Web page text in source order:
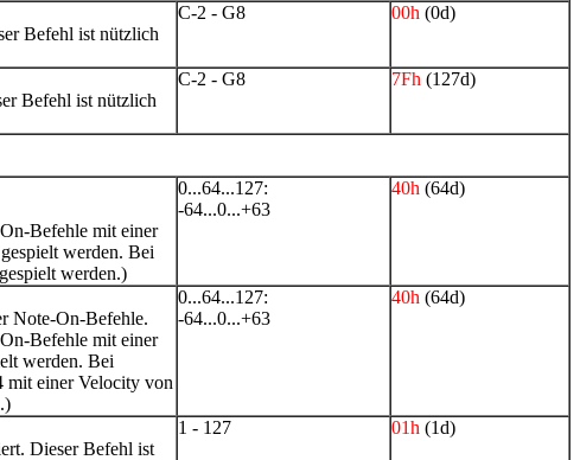
Befehl ist nützlich
C-2 - G8 00h (0d)
Befehl ist nützlich
C-2 - G8 7Fh (127d)
Befehle mit einer
werden. Bei
werden.)
0...64...127:
-64...0...+63
40h (64d)
Note-On-Befehle.
Befehle mit einer
werden. Bei
mit einer Velocity von
0...64...127:
-64...0...+63
40h (64d)
Dieser Befehl ist
1 - 127 01h (1d)